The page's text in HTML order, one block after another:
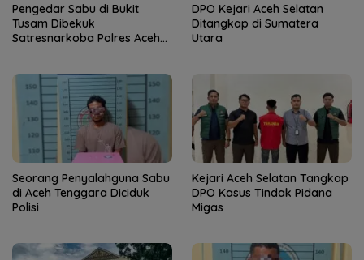
Pengedar Sabu di Bukit
Tusam Dibekuk
Satresnarkoba Polres Aceh
DPO Kejari Aceh Selatan
Ditangkap di Sumatera
Utara
Seorang Penyalahguna Sabu
di Aceh Tenggara Diciduk
Polisi
Kejari Aceh Selatan Tangkap
DPO Kasus Tindak Pidana
Migas